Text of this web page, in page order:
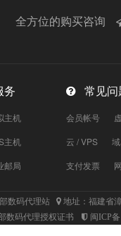
全方位的购买咨询
务
主机
主机
邮局
常见问
会员帐号
云 / VPS
支付发票
数码代理站
地址：福建省
数码代理授权证书 闽ICP